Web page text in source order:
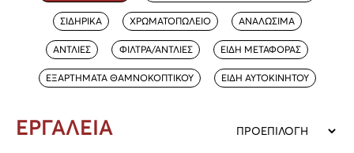
ΣΙΔΗΡΙΚΑ ΧΡΩΜΑΤΟΠΩΛΕΙΟ ΑΝΑΛΩΣΙΜΑ
ΑΝΤΛΙΕΣ ΦΙΛΤΡΑ/ΑΝΤΛΙΕΣ ΕΙΔΗ ΜΕΤΑΦΟΡΑΣ
ΕΞΑΡΤΗΜΑΤΑ ΘΑΜΝΟΚΟΠΤΙΚΟΥ ΕΙΔΗ ΑΥΤΟΚΙΝΗΤΟΥ
ΕΡΓΑΛΕΙΑ